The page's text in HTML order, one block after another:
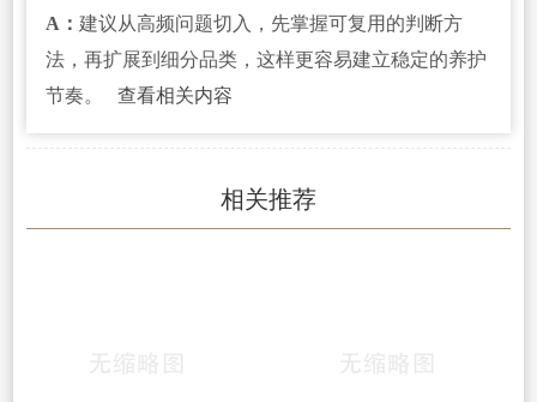
A： 建议从高频问题切入，先掌握可复用的判断方
法，再扩展到细分品类，这样更容易建立稳定的养护
节奏。
查看相关内容
相关推荐